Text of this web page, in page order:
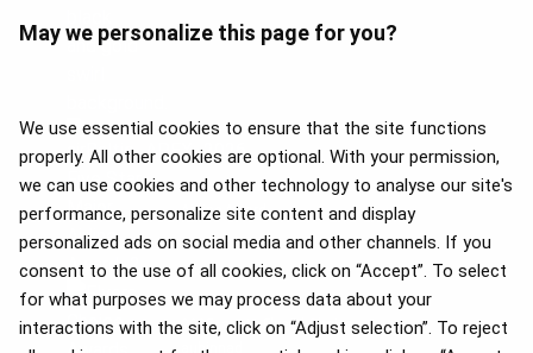
May we personalize this page for you?
We use essential cookies to ensure that the site functions
properly. All other cookies are optional. With your permission,
we can use cookies and other technology to analyse our site's
performance, personalize site content and display
personalized ads on social media and other channels. If you
consent to the use of all cookies, click on “Accept”. To select
for what purposes we may process data about your
interactions with the site, click on “Adjust selection”. To reject
APEX 2026 Five Star Major
Airline Award
2025. aasta Flyers' Choice
auhinnad